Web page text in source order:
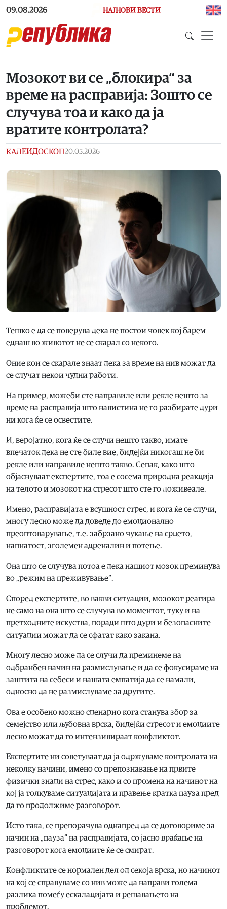
Skip to main content
09.08.2026 НАЈНОВИ ВЕСТИ
Мозокот ви се „блокира“ за
време на расправија: Зошто се
случува тоа и како да ја
вратите контролата?
КАЛЕИДОСКОП20.05.2026
Тешко е да се поверува дека не постои човек кој барем
еднаш во животот не се скарал со некого.
Оние кои се скарале знаат дека за време на нив можат да
се случат некои чудни работи.
На пример, можеби сте направиле или рекле нешто за
време на расправија што навистина не го разбирате дури
ни кога ќе се освестите.
И, веројатно, кога ќе се случи нешто такво, имате
впечаток дека не сте биле вие, бидејќи никогаш не би
рекле или направиле нешто такво. Сепак, како што
објаснуваат експертите, тоа е сосема природна реакција
на телото и мозокот на стресот што сте го доживеале.
Имено, расправијата е всушност стрес, и кога ќе се случи,
многу лесно може да доведе до емоционално
преоптоварување, т.е. забрзано чукање на срцето,
напнатост, зголемен адреналин и потење.
Она што се случува потоа е дека нашиот мозок преминува
во „режим на преживување“.
Според експертите, во вакви ситуации, мозокот реагира
не само на она што се случува во моментот, туку и на
претходните искуства, поради што дури и безопасните
ситуации можат да се сфатат како закана.
Многу лесно може да се случи да преминеме на
одбранбен начин на размислување и да се фокусираме на
заштита на себеси и нашата емпатија да се намали,
односно да не размислуваме за другите.
Ова е особено можно сценарио кога станува збор за
семејство или љубовна врска, бидејќи стресот и емоциите
лесно можат да го интензивираат конфликтот.
Експертите ни советуваат да ја одржуваме контролата на
неколку начини, имено со препознавање на првите
физички знаци на стрес, како и со промена на начинот на
кој ја толкуваме ситуацијата и правење кратка пауза пред
да го продолжиме разговорот.
Исто така, се препорачува однапред да се договориме за
начин на „пауза“ на расправијата, со јасно враќање на
разговорот кога емоциите ќе се смират.
Конфликтите се нормален дел од секоја врска, но начинот
на кој се справуваме со нив може да направи голема
разлика помеѓу ескалацијата и решавањето на
проблемот.